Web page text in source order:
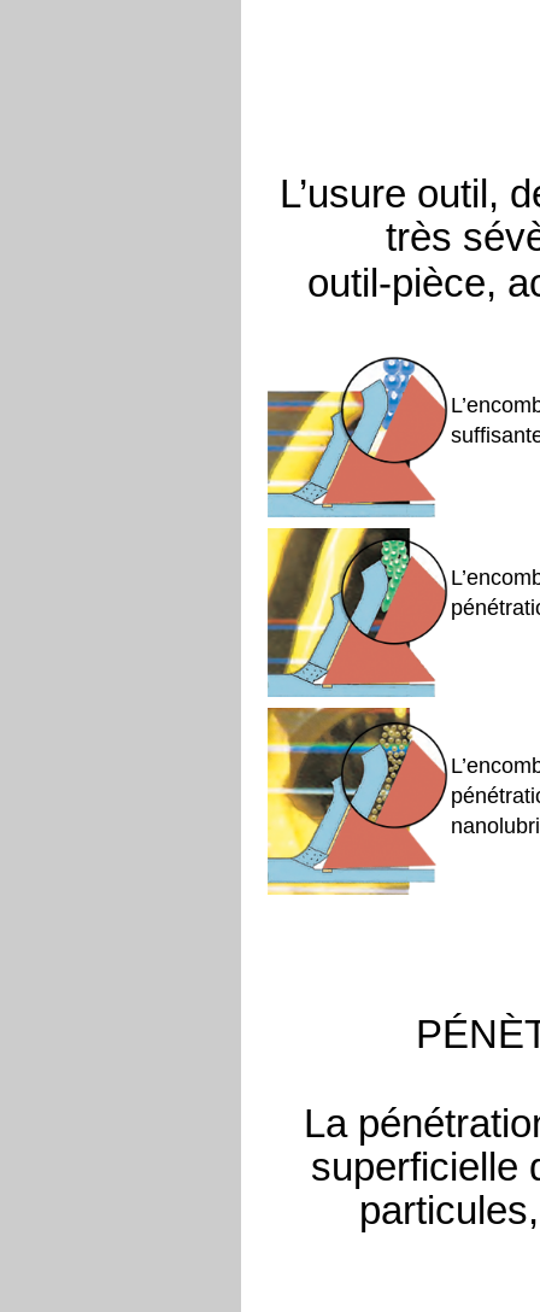
L’usure outil,
très
outil-pièce,
La
superficielle